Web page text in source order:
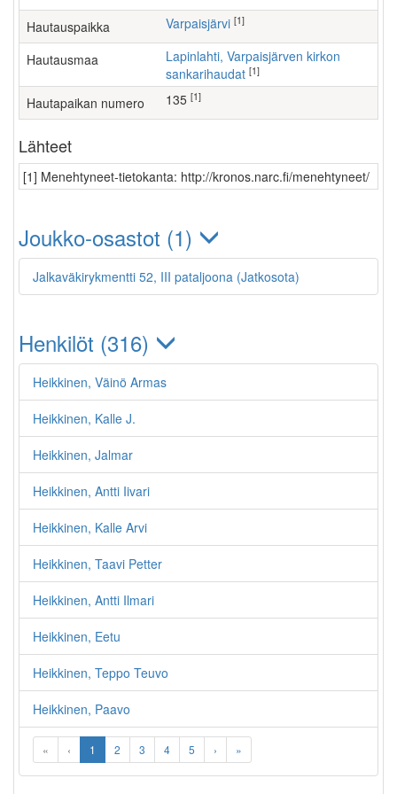
Hautauspaikka Varpaisjärvi [1]
Hautausmaa
Lapinlahti, Varpaisjärven kirkon
sankarihaudat [1]
Hautapaikan numero 135 [1]
Lähteet
[1] Menehtyneet-tietokanta: http://kronos.narc.fi/menehtyneet/
Joukko-osastot (1)
Jalkaväkirykmentti 52, III pataljoona (Jatkosota)
Henkilöt (316)
Heikkinen, Väinö Armas
Heikkinen, Kalle J.
Heikkinen, Jalmar
Heikkinen, Antti Iivari
Heikkinen, Kalle Arvi
Heikkinen, Taavi Petter
Heikkinen, Antti Ilmari
Heikkinen, Eetu
Heikkinen, Teppo Teuvo
Heikkinen, Paavo
« ‹ 1 2 3 4 5 › »